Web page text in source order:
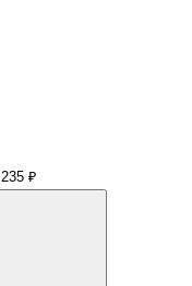
235 ₽